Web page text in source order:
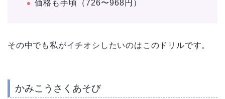
価格も手頃（726〜968円 ）
その中でも私がイチオシしたいのはこのドリルです。
かみこうさくあそび